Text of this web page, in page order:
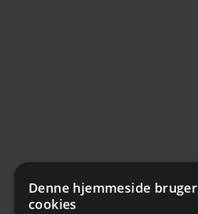
Denne hjemmeside bruger
cookies